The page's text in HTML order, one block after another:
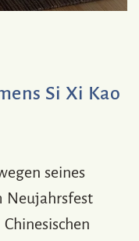
Si Xi Kao
seines
Neujahrsfest